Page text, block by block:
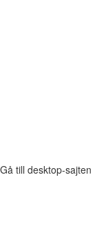
Gå till desktop-sajten